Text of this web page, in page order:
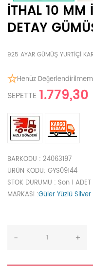
İTHAL 10 MM
DETAY
925 AYAR GÜMÜŞ YURTİÇİ
Henüz
SEPETTE 1.779,30
BARKODU : 24063197
ÜRÜN KODU: GYS09144
STOK DURUMU : Son 1 ADET
MARKASI :Güler Yüzlü Silver
- +